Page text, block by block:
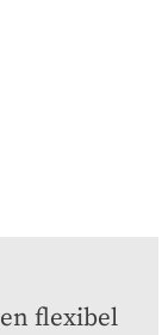
flexibel